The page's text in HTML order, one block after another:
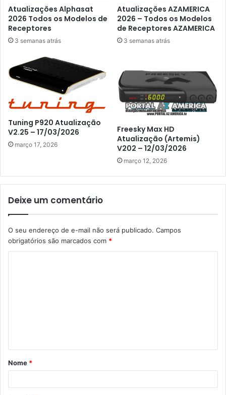
Atualizações Alphasat
2026 Todos os Modelos de
Receptores
3 semanas atrás
Atualizações AZAMERICA
2026 – Todos os Modelos
de Receptores AZAMERICA
3 semanas atrás
Tuning P920 Atualização
V2.25 – 17/03/2026
março 17, 2026
Freesky Max HD
Atualização (Artemis)
V202 – 12/03/2026
março 12, 2026
Deixe um comentário
O seu endereço de e-mail não será publicado. Campos
obrigatórios são marcados com *
á
r
Nome *